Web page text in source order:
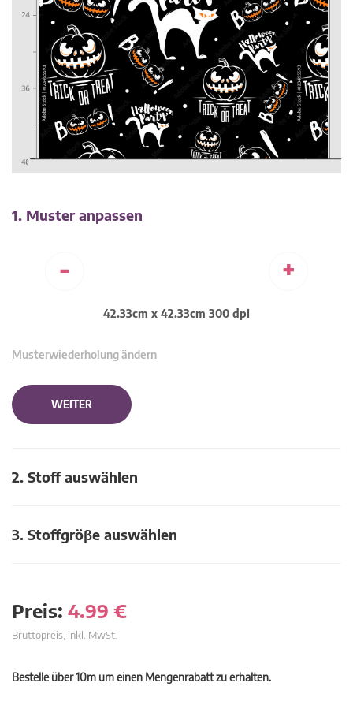
1. Muster anpassen
- +
42.33cm x 42.33cm 300 dpi
Musterwiederholung ändern
WEITER
2. Stoff auswählen
3. Stoffgröβe auswählen
Preis: 4.99 €
Bruttopreis, inkl. MwSt.
Bestelle über 10m um einen Mengenrabatt zu erhalten.